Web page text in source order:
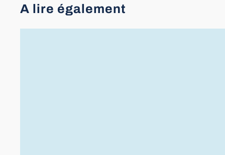
A lire également